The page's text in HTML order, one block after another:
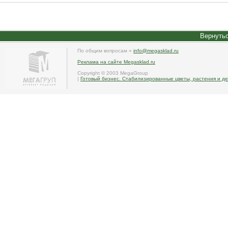
По общим вопросам » info@megasklad.ru
Реклама на сайте Megasklad.ru
Copyright © 2003 MegaGroup
| Готовый бизнес. Стабилизированные цветы, растения и